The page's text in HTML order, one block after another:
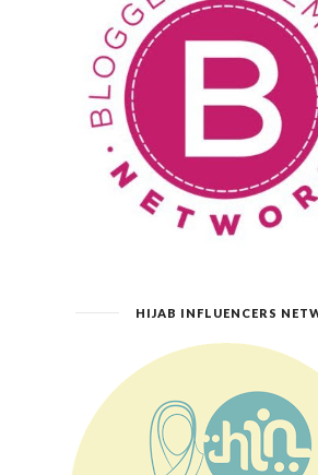
HIJAB INFLUENCERS